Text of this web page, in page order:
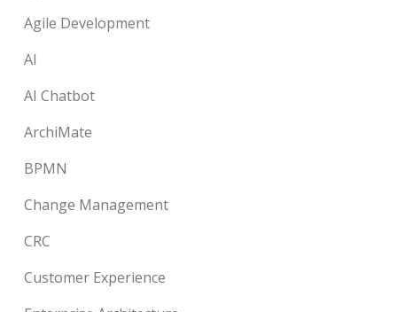
Agile Development
AI
AI Chatbot
ArchiMate
BPMN
Change Management
CRC
Customer Experience